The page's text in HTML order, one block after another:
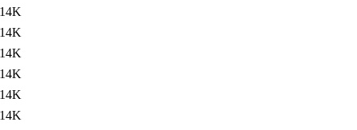
14K
14K
14K
14K
14K
14K